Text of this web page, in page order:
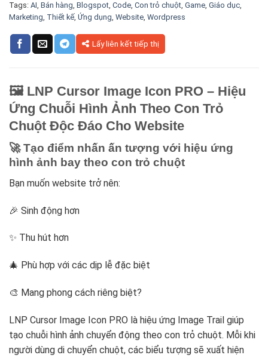
Tags: AI, Bán hàng, Blogspot, Code, Con trỏ chuột, Game, Giáo dục,
Marketing, Thiết kế, Ứng dụng, Website, Wordpress
Lấy liên kết tiếp thị
🖼️ LNP Cursor Image Icon PRO – Hiệu
Ứng Chuỗi Hình Ảnh Theo Con Trỏ
Chuột Độc Đáo Cho Website
🚀 Tạo điểm nhấn ấn tượng với hiệu ứng
hình ảnh bay theo con trỏ chuột
Bạn muốn website trở nên:
🎉 Sinh động hơn
✨ Thu hút hơn
🎄 Phù hợp với các dịp lễ đặc biệt
🎨 Mang phong cách riêng biệt?
LNP Cursor Image Icon PRO là hiệu ứng Image Trail giúp
tạo chuỗi hình ảnh chuyển động theo con trỏ chuột. Mỗi khi
người dùng di chuyển chuột, các biểu tượng sẽ xuất hiện